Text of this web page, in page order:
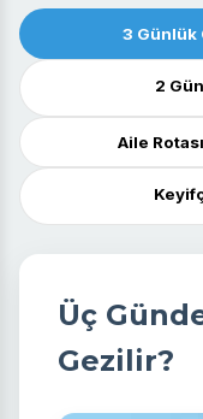
3 Günlük
2
Aile
Üç
Gezilir?